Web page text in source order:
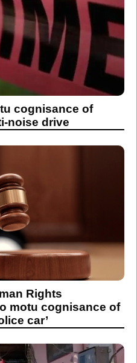
cognisance of
noise drive
Rights
motu cognisance of
car’